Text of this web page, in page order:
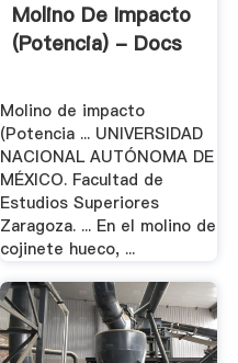
Molino De Impacto
(Potencia) - Docs
Molino de impacto
(Potencia ... UNIVERSIDAD
NACIONAL AUTÓNOMA DE
MÉXICO. Facultad de
Estudios Superiores
Zaragoza. ... En el molino de
cojinete hueco, ...